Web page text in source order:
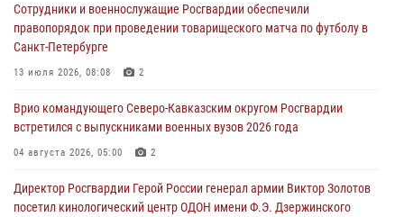
стен музея истории космонавтики в Калуге
08 августа 2026, 09:29 2
В Северо-Западном округе Росгвардии продолжаются мероприятия
08 августа 2026, 09:03 1
Росгвардейцы в ЛНР совершенствуют навыки тактической
08 августа 2026, 09:00
Сотрудники и военнослужащие Росгвардии обеспечили
правопорядок при проведении товарищеского матча по футболу в
Санкт-Петербурге
13 июля 2026, 08:08 2
Врио командующего Северо-Кавказским округом Росгвардии
встретился с выпускниками военных вузов 2026 года
04 августа 2026, 05:00 2
Директор Росгвардии Герой России генерал армии Виктор Золотов
посетил кинологический центр ОДОН имени Ф.Э. Дзержинского